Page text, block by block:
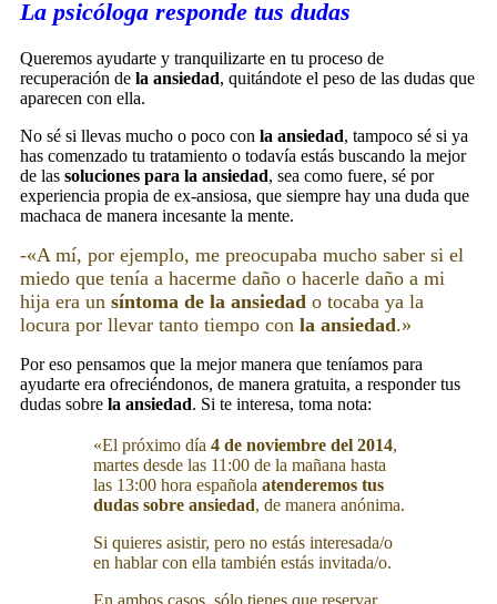
La psicóloga responde tus dudas
Queremos ayudarte y tranquilizarte en tu proceso de
recuperación de la ansiedad, quitándote el peso de las dudas que
aparecen con ella.
No sé si llevas mucho o poco con la ansiedad, tampoco sé si ya
has comenzado tu tratamiento o todavía estás buscando la mejor
de las soluciones para la ansiedad, sea como fuere, sé por
experiencia propia de ex-ansiosa, que siempre hay una duda que
machaca de manera incesante la mente.
-«A mí, por ejemplo, me preocupaba mucho saber si el
miedo que tenía a hacerme daño o hacerle daño a mi
hija era un síntoma de la ansiedad o tocaba ya la
locura por llevar tanto tiempo con la ansiedad.»
Por eso pensamos que la mejor manera que teníamos para
ayudarte era ofreciéndonos, de manera gratuita, a responder tus
dudas sobre la ansiedad. Si te interesa, toma nota:
«El próximo día 4 de noviembre del 2014,
martes desde las 11:00 de la mañana hasta
las 13:00 hora española atenderemos tus
dudas sobre ansiedad, de manera anónima.
Si quieres asistir, pero no estás interesada/o
en hablar con ella también estás invitada/o.
En ambos casos, sólo tienes que reservar